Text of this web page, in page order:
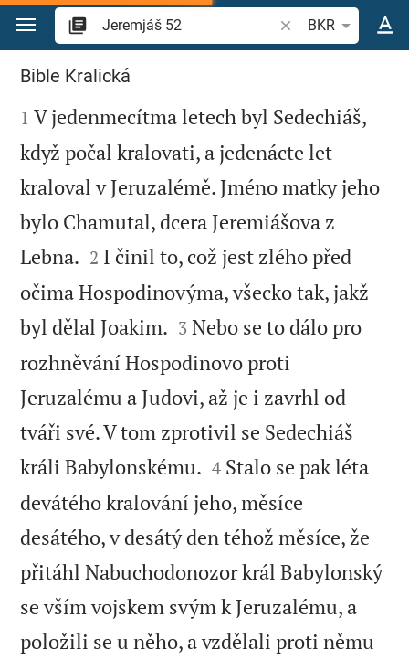
Přejít na obsah
Vyhledat biblický
BKR
Jeremjáš 52
Bible Kralická

1 V jedenmecítma letech byl Sedechiáš,
když počal kralovati, a jedenácte let
kraloval v Jeruzalémě. Jméno matky jeho
bylo Chamutal, dcera Jeremiášova z
Lebna. 

2 I činil to, což jest zlého před
očima Hospodinovýma, všecko tak, jakž
byl dělal Joakim. 

3 Nebo se to dálo pro
rozhněvání Hospodinovo proti
Jeruzalému a Judovi, až je i zavrhl od
tváři své. V tom zprotivil se Sedechiáš
králi Babylonskému. 

4 Stalo se pak léta
devátého kralování jeho, měsíce
desátého, v desátý den téhož měsíce, že
přitáhl Nabuchodonozor král Babylonský
se vším vojskem svým k Jeruzalému, a
položili se u něho, a vzdělali proti němu